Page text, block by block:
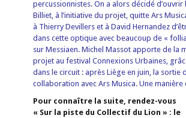
percussionnistes. On a alors décidé
Billiet, à l’initiative du projet, quitte Ars
à Thierry Devillers et à David Hernandez
dans cette optique avec beaucoup de «
sur Messiaen. Michel Massot apporte de la
projet au festival Connexions Urbaines,
dans le circuit : après Liège en juin, la sortie
collaboration avec Ars Musica. Une
Pour connaître la suite, rendez-vous
« Sur la piste du Collectif du Lion » : le